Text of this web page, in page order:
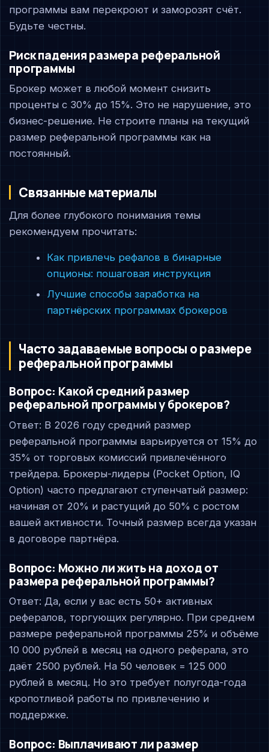
программы вам перекроют и заморозят счёт.
Будьте честны.
Риск падения размера реферальной
программы
Брокер может в любой момент снизить
проценты с 30% до 15%. Это не нарушение, это
бизнес-решение. Не строите планы на текущий
размер реферальной программы как на
постоянный.
Связанные материалы
Для более глубокого понимания темы
рекомендуем прочитать:
Как привлечь рефалов в бинарные
опционы: пошаговая инструкция
Лучшие способы заработка на
партнёрских программах брокеров
Часто задаваемые вопросы о размере
реферальной программы
Вопрос: Какой средний размер
реферальной программы у брокеров?
Ответ: В 2026 году средний размер
реферальной программы варьируется от 15% до
35% от торговых комиссий привлечённого
трейдера. Брокеры-лидеры (Pocket Option, IQ
Option) часто предлагают ступенчатый размер:
начиная от 20% и растущий до 50% с ростом
вашей активности. Точный размер всегда указан
в договоре партнёра.
Вопрос: Можно ли жить на доход от
размера реферальной программы?
Ответ: Да, если у вас есть 50+ активных
рефералов, торгующих регулярно. При среднем
размере реферальной программы 25% и объёме
10 000 рублей в месяц на одного реферала, это
даёт 2500 рублей. На 50 человек = 125 000
рублей в месяц. Но это требует полугода-года
кропотливой работы по привлечению и
поддержке.
Вопрос: Выплачивают ли размер